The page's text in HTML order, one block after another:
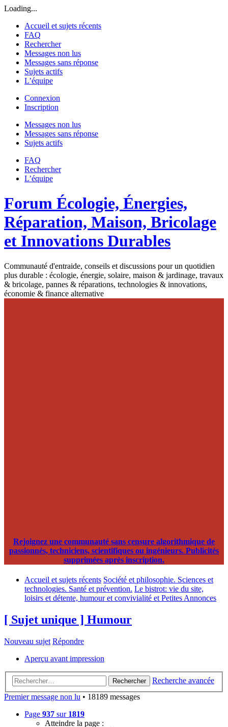
Loading...
Accueil et sujets récents
FAQ
Rechercher
Messages non lus
Messages sans réponse
Sujets actifs
L’équipe
Connexion
Inscription
Messages non lus
Messages sans réponse
Sujets actifs
FAQ
Rechercher
L’équipe
Forum Écologie, Énergies,
Réparation, Maison, Bricolage
et Innovations Durables
Communauté d'entraide, conseils et discussions pour un quotidien
plus durable : écologie, énergie, solaire, maison & jardinage, travaux
& bricolage, pannes & réparations, technologies & innovations,
économie & finance alternative
Rejoignez une communauté sans censure algorithmique de
passionnés, techniciens, scientifiques ou ingénieurs. Publicités
supprimées après inscription.
Accueil et sujets récents Société et philosophie. Sciences et
technologies. Santé et prévention. Le bistrot: vie du site,
loisirs et détente, humour et convivialité et Petites Annonces
[ Sujet unique ] Humour
Nouveau sujet Répondre
Aperçu avant impression
Rechercher
Recherche avancée
Premier message non lu • 18189 messages
Page 937 sur 1819
Atteindre la page :